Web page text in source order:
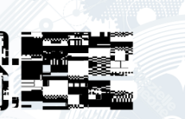
面白い？
氏がゲームの魅力を画面や操作の
明かしていく、硬派で骨太な評論連載
日本語
「ラスボス」… ゲームにまつわる言葉
を、コンピューター文化史研究家・タ
査。